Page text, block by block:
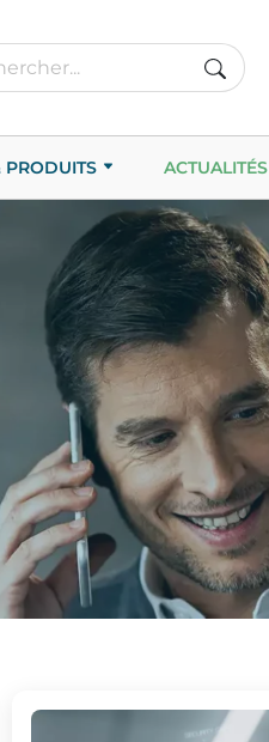
PRODUITS ACTUALITÉS